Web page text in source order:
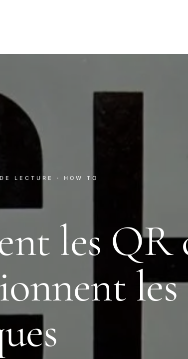
LECTURE · HOW TO
les QR
les